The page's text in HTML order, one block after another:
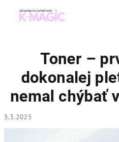
Toner –
dokonalej
nemal chýbať
3.3.2025